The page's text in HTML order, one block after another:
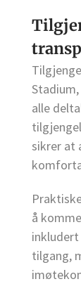
alle
sikrer at
å
tilgang,